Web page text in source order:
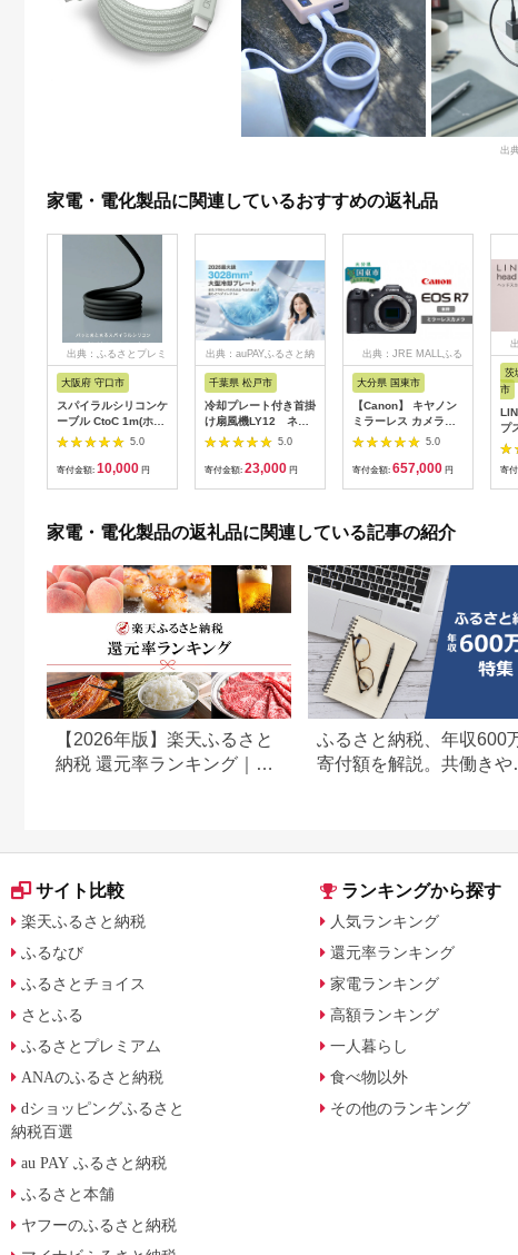
出
家電・電化製品に関連しているおすすめの返礼品
出典：ふるさとプレミ
大阪府 守口市
スパイラルシリコンケ
ーブル CtoC 1m(ホワ
イト) [2558]
5.0
寄付金額: 10,000 円
出典：auPAYふるさと納
千葉県 松戸市
冷却プレート付き首掛
け扇風機LY12 ネイ
ビー
5.0
寄付金額: 23,000 円
出典：JRE MALLふる
さと納税
大分県 国東市
【Canon】 キヤノン
ミラーレス カメラ
EOS R7 ボディー キ
_0022C
5.0
寄付金額: 657,000 円
茨
市
プ
ヘ
サ
ー
寄
家電・電化製品の返礼品に関連している記事の紹介
【2026年版】楽天ふるさと
納税 還元率ランキング｜高
ふるさと納税、年収600
寄付額を解説。共働きや
サイト比較
楽天ふるさと納税
ふるなび
ふるさとチョイス
さとふる
ふるさとプレミアム
ANAのふるさと納税
dショッピングふるさと
納税百選
au PAY ふるさと納税
ふるさと本舗
ヤフーのふるさと納税
ランキングから探す
人気ランキング
還元率ランキング
家電ランキング
高額ランキング
一人暮らし
食べ物以外
その他のランキング